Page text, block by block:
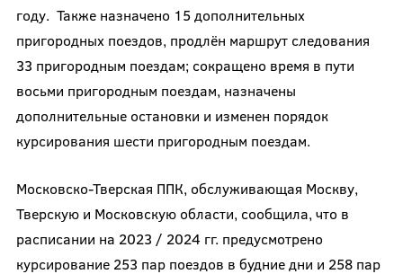
году. Также назначено 15 дополнительных
пригородных поездов, продлён маршрут следования
33 пригородным поездам; сокращено время в пути
восьми пригородным поездам, назначены
дополнительные остановки и изменен порядок
курсирования шести пригородным поездам.
Московско-Тверская ППК, обслуживающая Москву,
Тверскую и Московскую области, сообщила, что в
расписании на 2023 / 2024 гг. предусмотрено
курсирование 253 пар поездов в будние дни и 258 пар